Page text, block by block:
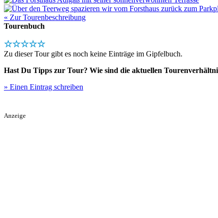
« Zur Tourenbeschreibung
Tourenbuch
☆☆☆☆☆
Zu dieser Tour gibt es noch keine Einträge im Gipfelbuch.
Hast Du Tipps zur Tour? Wie sind die aktuellen
» Einen Eintrag schreiben
Anzeige